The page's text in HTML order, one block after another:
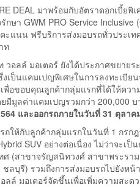
DEAL มาพร้อมกับอัตราดอกเบี้ย
กษา GWM PRO Service
ะแนน ฟรีบริการส่งมอบรถทั่วประเ
ท
อลล์ มอเตอร์ ยังได้ประกาศขยายร
เป็นแคมเปญพิเศษในการลงทะเบีย
เพื่อขอบคุณลูกค้ากลุ่มแรกที่ได้ให้ค
ยมีมูลค่าแคมเปญรวมกว่า 200,000
และออกรถภายในวันที่ 31 ตุลาค
ถให้กับลูกค้ากลุ่มแรกในวันที่ 1 กรก
SUV อย่างต่อเนื่อง ไม่ว่าจะเ
ศ (สาขาจรัญสนิทวงศ์ สาขาพระร
ลบุรี) รวมถึงการส่งมอบรถไปยังหน้
ลล์ มอเตอร์จัดขึ้นเพื่อเพิ่มความสะ